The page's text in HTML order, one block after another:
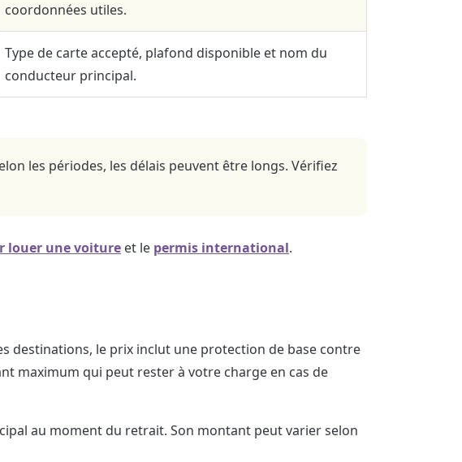
coordonnées utiles.
Type de carte accepté, plafond disponible et nom du
conducteur principal.
les périodes, les délais peuvent être longs. Vérifiez
louer une voiture et le permis international.
destinations, le prix inclut une protection de base contre
maximum qui peut rester à votre charge en cas de
au moment du retrait. Son montant peut varier selon